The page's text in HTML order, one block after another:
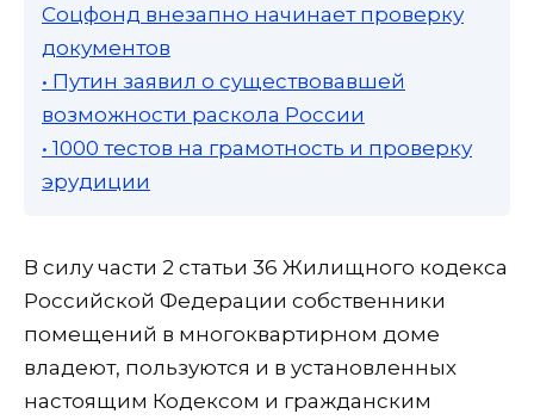
Соцфонд внезапно начинает проверку
документов
• Путин заявил о существовавшей
возможности раскола России
• 1000 тестов на грамотность и проверку
эрудиции
В силу части 2 статьи 36 Жилищного кодекса
Российской Федерации собственники
помещений в многоквартирном доме
владеют, пользуются и в установленных
настоящим Кодексом и гражданским